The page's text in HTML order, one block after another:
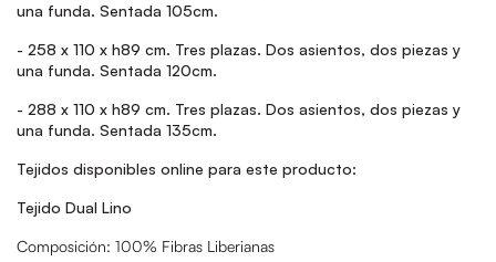
una funda. Sentada 105cm.
- 258 x 110 x h89 cm. Tres plazas. Dos asientos, dos piezas y
una funda. Sentada 120cm.
- 288 x 110 x h89 cm. Tres plazas. Dos asientos, dos piezas y
una funda. Sentada 135cm.
Tejidos disponibles online para este producto:
Tejido Dual Lino
Composición: 100% Fibras Liberianas